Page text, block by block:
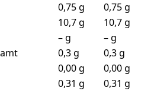
0,75 g
0,75 g
10,7 g
10,7 g
– g
– g
0,3 g
0,3 g
0,00 g
0,00 g
0,31 g
0,31 g